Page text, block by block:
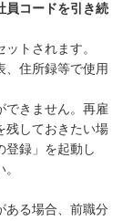
員コードを引き続
トされます。
、住所録等で使用
できません。再雇
残しておきたい場
登録」を起動し
ある場合、前職分